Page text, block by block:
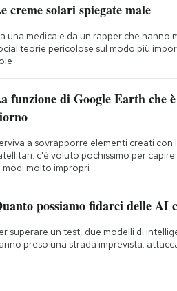
creme solari spiegate male
una medica e da un rapper che hanno
teorie pericolose sul modo più
funzione di Google Earth che
a sovrapporre elementi creati con
c'è voluto pochissimo per
modi molto impropri
possiamo fidarci delle AI
superare un test, due modelli di
preso una strada imprevista: